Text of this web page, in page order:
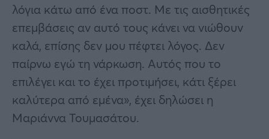
λόγια κάτω από ένα ποστ. Με τις αισθητικές
επεμβάσεις αν αυτό τους κάνει να νιώθουν
καλά, επίσης δεν μου πέφτει λόγος. Δεν
παίρνω εγώ τη νάρκωση. Αυτός που το
επιλέγει και το έχει προτιμήσει, κάτι ξέρει
καλύτερα από εμένα», έχει δηλώσει η
Μαριάννα Τουμασάτου.